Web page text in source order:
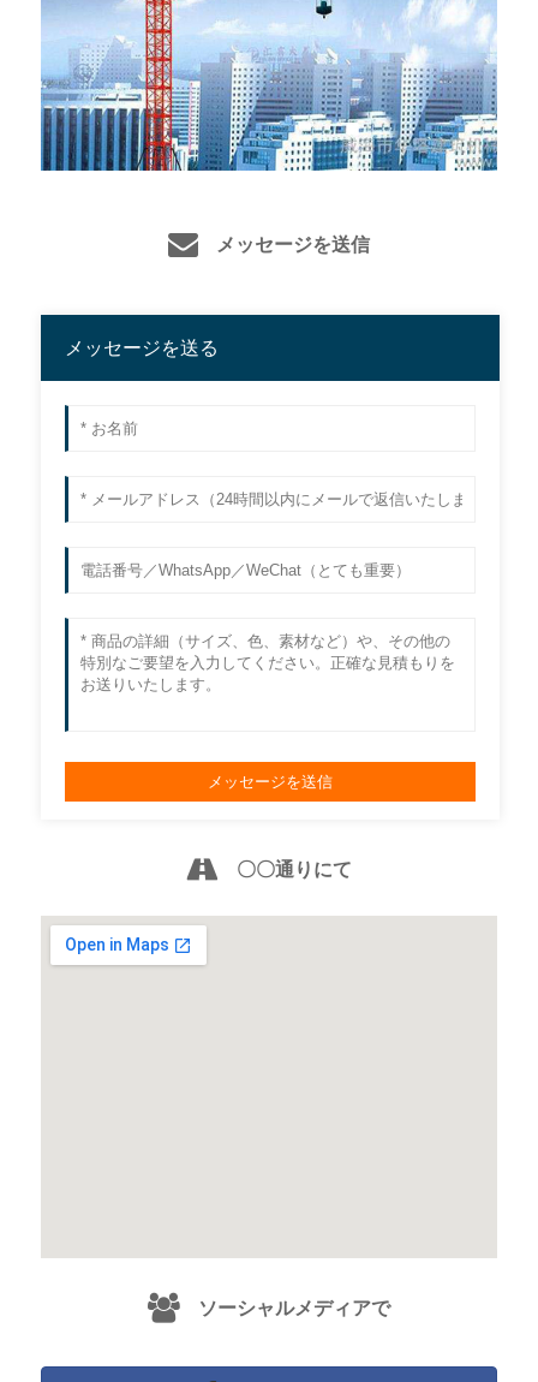
メッセージを送信
〇〇通りにて
ソーシャルメディアで